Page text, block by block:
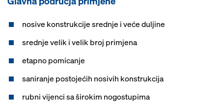
nosive konstrukcije srednje i veće duljine
srednje velik i velik broj primjena
etapno pomicanje
saniranje postojećih nosivih konstrukcija
rubni vijenci sa širokim nogostupima